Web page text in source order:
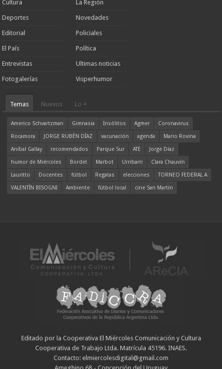
Cultura
Deportes
Editorial
El País
Entrevistas
Fotogalerías
La Región
Novedades
Policiales
Política
Ultimas noticias
Visperhumor
Temas Nuevos Lo +
Americo Schvartzman Gimnasia Insólitos Agmer
Coronavirus
Rocamora
JORGE RUBÉN DÍAZ vacunación agenda
Mario Rovina
Aníbal Gallay
recomendados Parque Sur ATE
Jorge Díaz
humor de Miércoles
Bordet Marbot Urribarri
Clara Chauvín
Lauritto
Docentes fútbol Regatas elecciones
TORNEO FEDERAL A
VALENTÍN BISOGNI
Ambiente fútbol local cine San Martín
Editado por la Cooperativa El Miércoles Comunicación y Cultura
Cooperativa de Trabajo Ltda. Matrícula 45196. INAES.
Contacto: elmiercolesdigital@gmail.com